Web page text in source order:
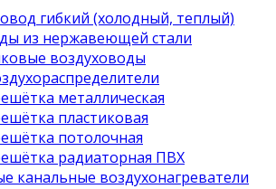
гибкий (холодный, теплый)
из нержавеющей стали
воздуховоды
металлическая
пластиковая
потолочная
радиаторная ПВХ
канальные воздухонагреватели